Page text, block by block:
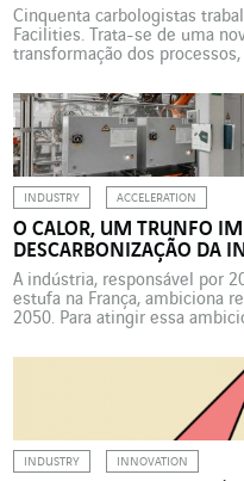
Cinquenta carbologistas
Facilities. Trata-se de uma
transformação dos
vendas, gerentes de
baixo carbono para todos os
Solutions. […]
INDUSTRY ACCELERATION
O CALOR, UM TRUNFO
DESCARBONIZAÇÃO DA
A indústria, responsável por
estufa na França, ambiciona
2050. Para atingir essa
linha de frente da
pesadas, em especial nove
INDUSTRY INNOVATION